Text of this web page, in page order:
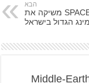
הבא
רשת SPACE LASER משיקה את
הגדול בישראל
Middle-